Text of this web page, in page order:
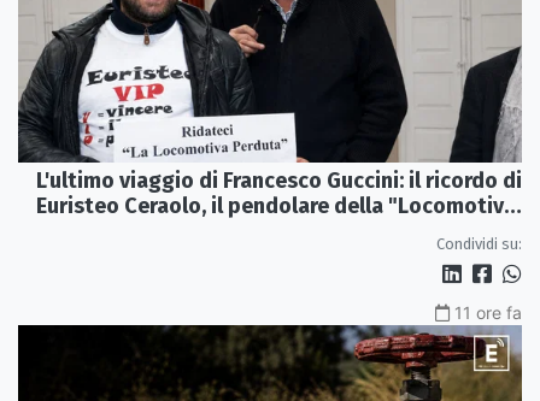
L'ultimo viaggio di Francesco Guccini: il ricordo di
Euristeo Ceraolo, il pendolare della "Locomotiva
Condividi su:
11 ore fa